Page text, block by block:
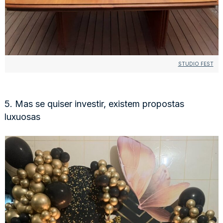
STUDIO FEST
5. Mas se quiser investir, existem propostas
luxuosas